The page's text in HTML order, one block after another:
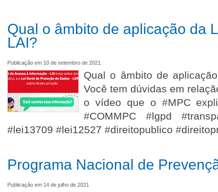
Qual o âmbito de aplicação da
LAI?
Publicação em 10 de setembro de 2021
Qual o âmbito de
Você tem dúvidas em
o vídeo que o #MPC
#COMMPC #lgpd
#lei13709 #lei12527 #direitopublico
Programa Nacional de
Publicação em 14 de julho de 2021